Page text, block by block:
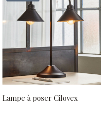
Lampe à poser Cilovex